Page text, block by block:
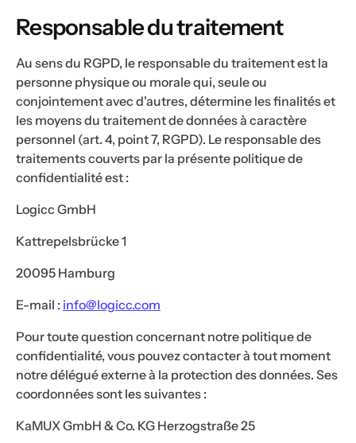
Responsable du traitement
Au sens du RGPD, le responsable du traitement est la
personne physique ou morale qui, seule ou
conjointement avec d'autres, détermine les finalités et
les moyens du traitement de données à caractère
personnel (art. 4, point 7, RGPD). Le responsable des
traitements couverts par la présente politique de
confidentialité est :
Logicc GmbH
Kattrepelsbrücke 1
20095 Hamburg
E-mail : info@logicc.com
Pour toute question concernant notre politique de
confidentialité, vous pouvez contacter à tout moment
notre délégué externe à la protection des données. Ses
coordonnées sont les suivantes :
KaMUX GmbH & Co. KG Herzogstraße 25